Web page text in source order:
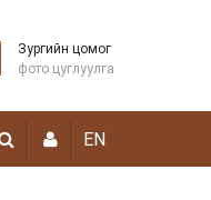
Зургийн цомог
фото цуглуулга
EN